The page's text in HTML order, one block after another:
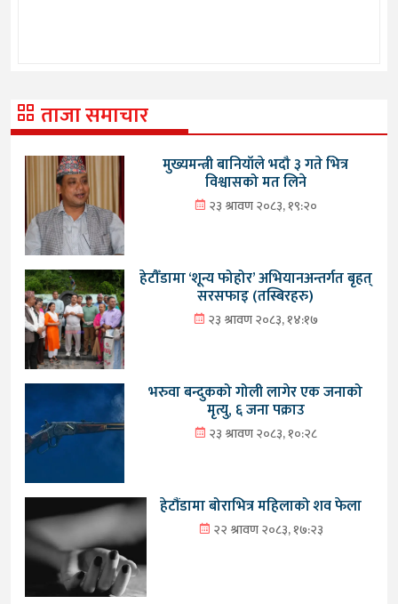
ताजा समाचार
मुख्यमन्त्री बानियाँले भदौ ३ गते भित्र
विश्वासको मत लिने
२३ श्रावण २०८३, १९:२०
हेटौँडामा ‘शून्य फोहोर’ अभियानअन्तर्गत बृहत्
सरसफाइ (तस्बिरहरु)
२३ श्रावण २०८३, १४:१७
भरुवा बन्दुकको गोली लागेर एक जनाको
मृत्यु, ६ जना पक्राउ
२३ श्रावण २०८३, १०:२८
हेटौंडामा बोराभित्र महिलाको शव फेला
२२ श्रावण २०८३, १७:२३